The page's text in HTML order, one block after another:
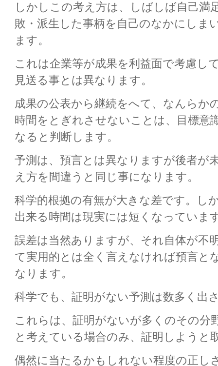
しかしこの考え方は、しばしば自己満
敗・派生した事柄を自己のなかにしま
ます。
これは企業等が成果を利益面で考慮し
見送る事とは異なります。
成果の公表から継続をへて、なんらか
時間をとぎれさせないことは、目標意
なると判断します。
予測は、預言とは異なりますが後者が
え方を間違うと同じ事になります。
科学的根拠の有無が大きな差です。し
出来る時間は現実には短くなっていま
誤差は当然ありますが、それ自体が不
て実用的とは全く言えなければ預言と
なります。
科学でも、証明がない予測は数多く出
これらは、証明がないが多くのその分
と考えている場合のみ、証明しようと
偶然に当たるかもしれない程度の正し